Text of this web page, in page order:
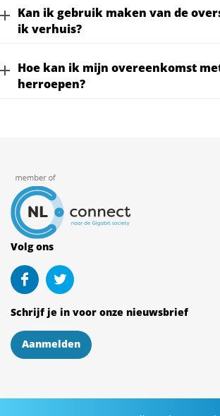
Kan ik gebruik maken van de
ik verhuis?
Hoe kan ik mijn overeenkomst
herroepen?
Volg ons
Schrijf je in voor onze nieuwsbrief
Aanmelden